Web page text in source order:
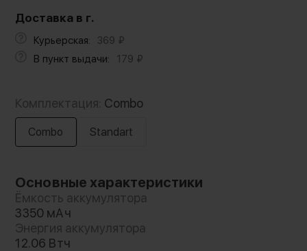
Доставка в г.
Курьерская: 369 ₽
В пункт выдачи:
179 ₽
Комплектация: Combo
Combo Standart
Основные характеристики
Ёмкость аккумулятора
3350 мАч
Энергия аккумулятора
12.06 Втч